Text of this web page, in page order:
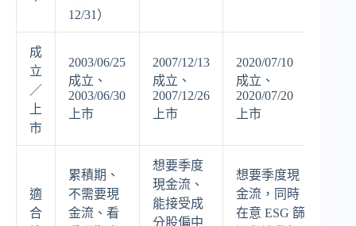
12/31）
成
立
／
上
市
2003/06/25
成立、
2003/06/30
上市
2007/12/13
成立、
2007/12/26
上市
2020/07/10
成立、
2020/07/20
上市
適
合
累積期、
不需要現
金流、看
想要季度
現金流、
能接受成
分股偏中
想要季度現
金流，同時
在意 ESG 篩